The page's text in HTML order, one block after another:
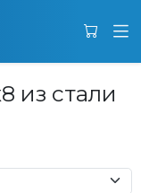
из стали